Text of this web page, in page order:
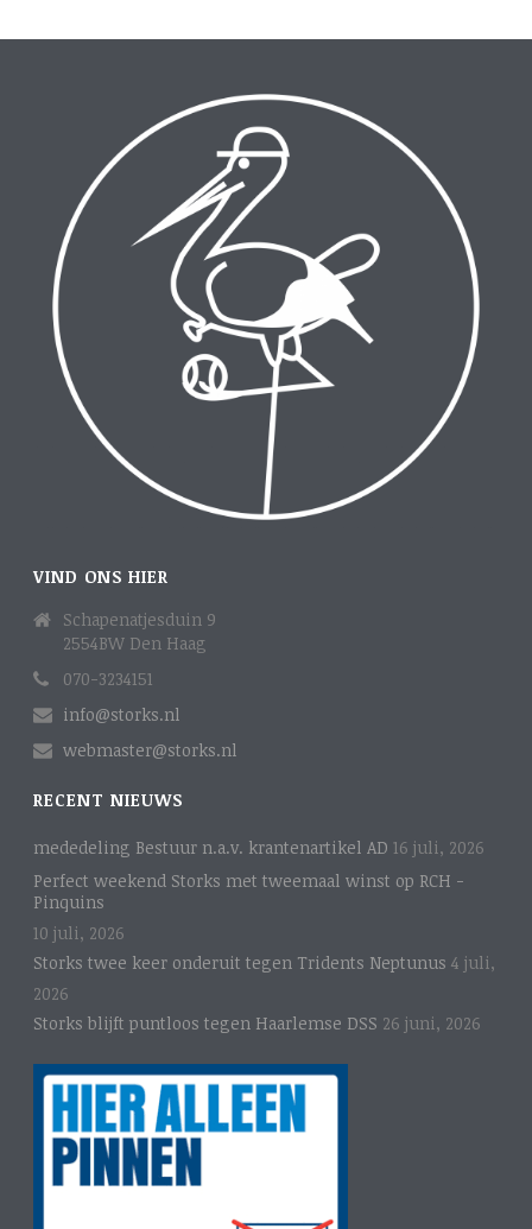
VIND ONS HIER
Schapenatjesduin 9
2554BW Den Haag
070-3234151
info@storks.nl
webmaster@storks.nl
RECENT NIEUWS
mededeling Bestuur n.a.v. krantenartikel AD 16 juli, 2026
Perfect weekend Storks met tweemaal winst op RCH -
Pinquins
10 juli, 2026
Storks twee keer onderuit tegen Tridents Neptunus 4 juli,
2026
Storks blijft puntloos tegen Haarlemse DSS 26 juni, 2026